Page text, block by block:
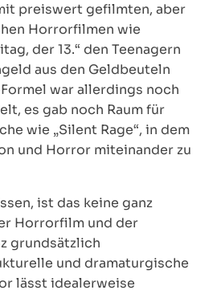
preiswert gefilmten, aber
Horrorfilmen wie
der 13.“ den Teenagern
aus den Geldbeuteln
war allerdings noch
es gab noch Raum für
wie „Silent Rage“, in dem
und Horror miteinander zu
ist das keine ganz
Horrorfilm und der
grundsätzlich
und dramaturgische
lässt idealerweise